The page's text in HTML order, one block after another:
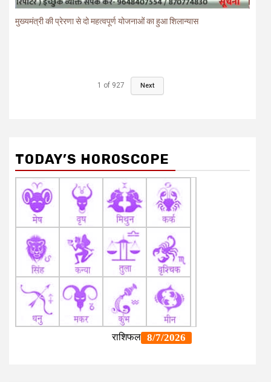
मुख्यमंत्री की प्रेरणा से दो महत्वपूर्ण योजनाओं का हुआ शिलान्यास
1 of 927 Next
TODAY’S HOROSCOPE